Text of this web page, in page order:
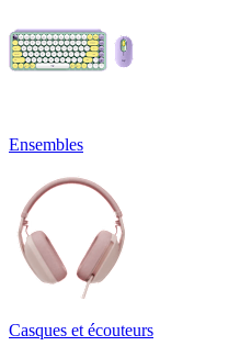
Ensembles
Casques et écouteurs